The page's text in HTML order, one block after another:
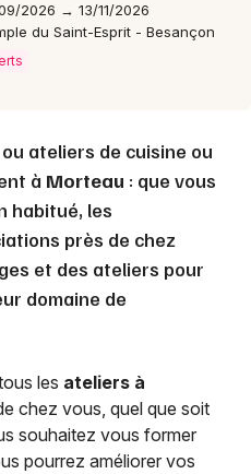
2026 → 13/11/2026
du Saint-Esprit - Besançon
ateliers de cuisine ou
à Morteau : que vous
habitué, les
près de chez
et des ateliers pour
domaine de
les ateliers à
chez vous, quel que soit
souhaitez vous former
pourrez améliorer vos